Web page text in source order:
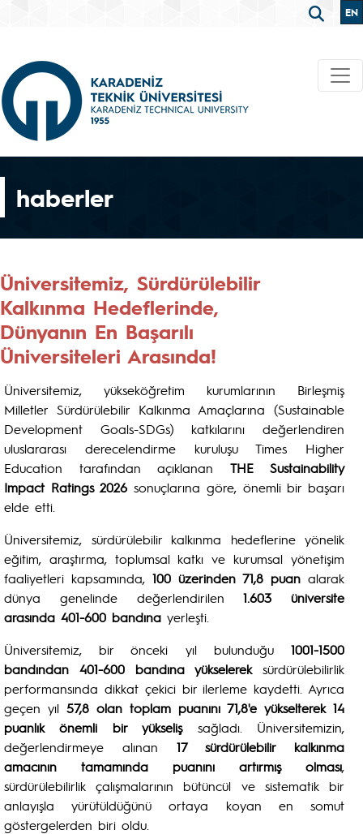
EN
haberler
Üniversitemiz, Sürdürülebilir
Kalkınma Hedeflerinde,
Dünyanın En Başarılı
Üniversiteleri Arasında!
Üniversitemiz, yükseköğretim kurumlarının Birleşmiş
Milletler Sürdürülebilir Kalkınma Amaçlarına (Sustainable
Development Goals-SDGs) katkılarını değerlendiren
uluslararası derecelendirme kuruluşu Times Higher
Education tarafından açıklanan THE Sustainability
Impact Ratings 2026 sonuçlarına göre, önemli bir başarı
elde etti.
Üniversitemiz, sürdürülebilir kalkınma hedeflerine yönelik
eğitim, araştırma, toplumsal katkı ve kurumsal yönetişim
faaliyetleri kapsamında, 100 üzerinden 71,8 puan alarak
dünya genelinde değerlendirilen1.603 üniversite
arasında 401-600 bandına yerleşti.
Üniversitemiz, bir önceki yıl bulunduğu 1001-1500
bandından 401-600 bandına yükselereksürdürülebilirlik
performansında dikkat çekici bir ilerleme kaydetti. Ayrıca
geçen yıl 57,8 olan toplam puanını 71,8'e yükselterek 14
puanlık önemli bir yükseliş sağladı. Üniversitemizin,
değerlendirmeye alınan 17 sürdürülebilir kalkınma
amacının tamamında puanını artırmış olması,
sürdürülebilirlik çalışmalarının bütüncül ve sistematik bir
anlayışla yürütüldüğünü ortaya koyan en somut
göstergelerden biri oldu.